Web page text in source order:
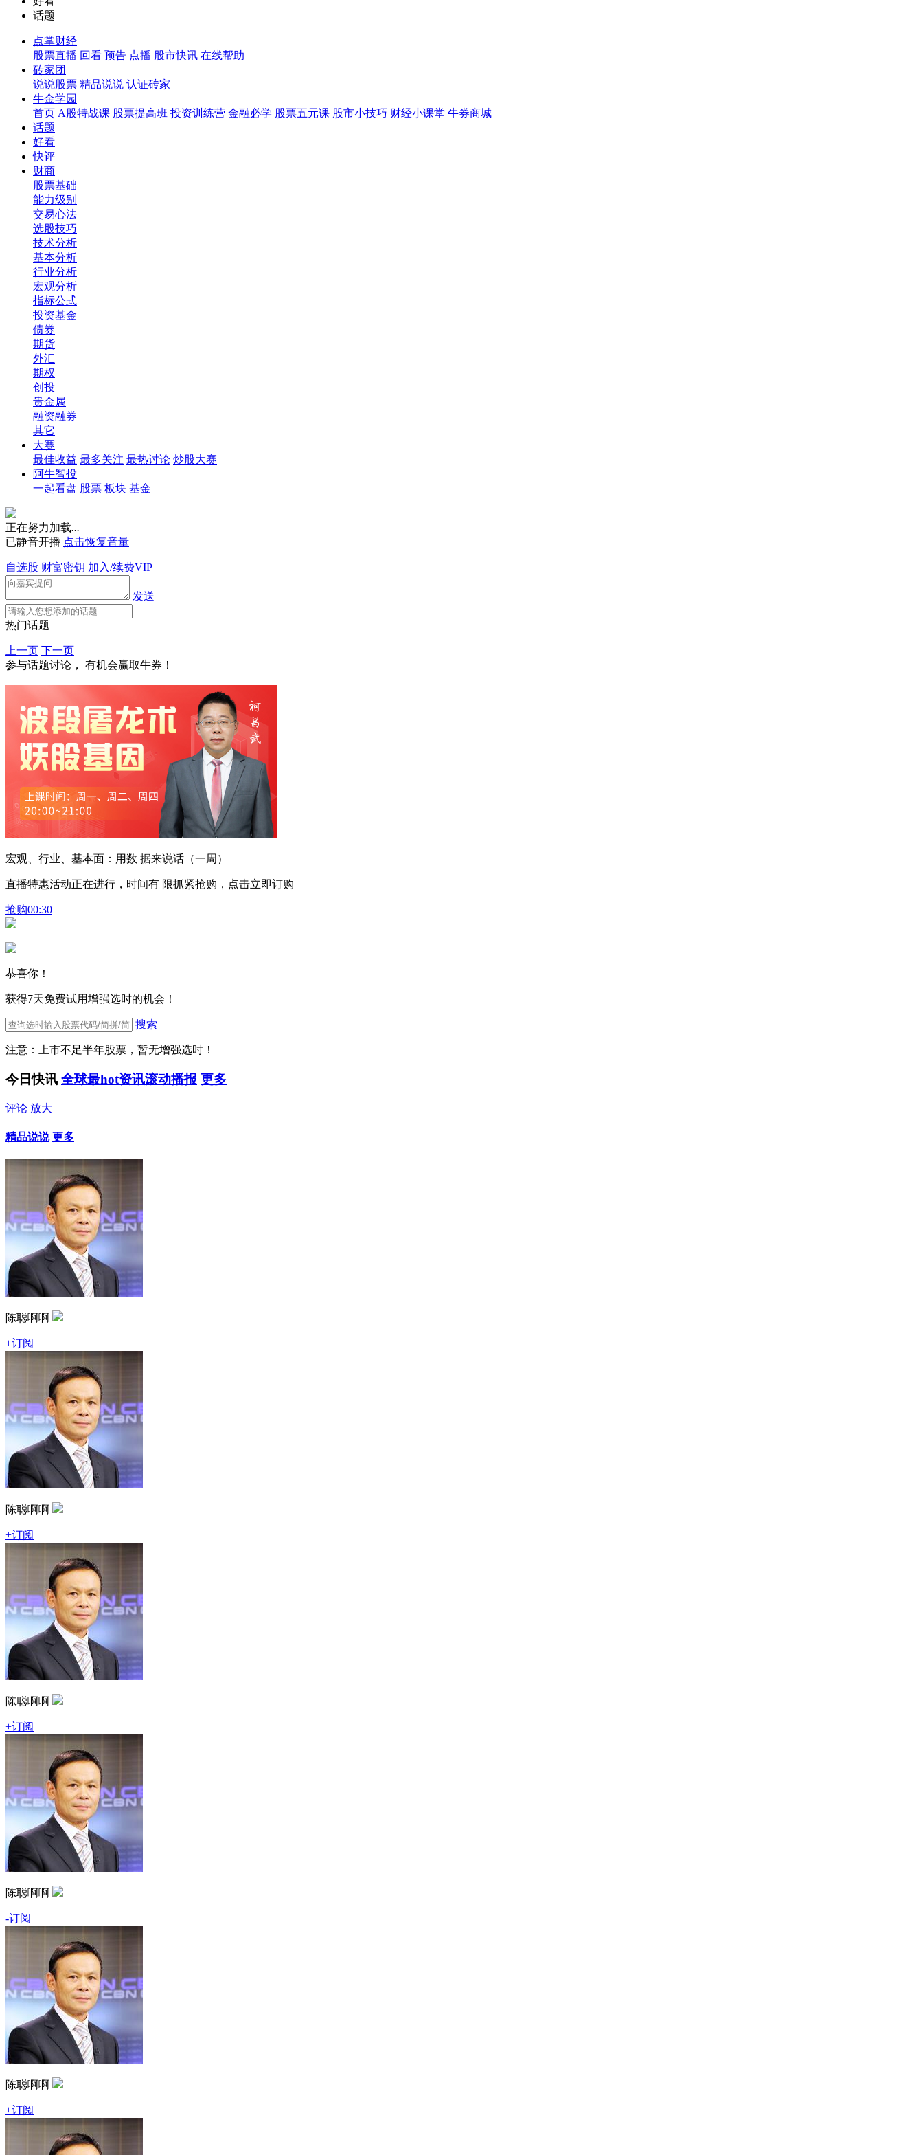
话题
点掌财经
股票直播 回看 预告 点播 股市快讯 在线帮助
砖家团
说说股票 精品说说 认证砖家
牛金学园
首页 A股特战课 股票提高班 投资训练营 金融必学 股票五元课 股市小技巧 财经小课堂 牛券商城
话题
好看
快评
财商
股票基础
能力级别
交易心法
选股技巧
技术分析
基本分析
行业分析
宏观分析
指标公式
投资基金
债券
期货
外汇
期权
创投
贵金属
融资融券
其它
大赛
最佳收益 最多关注 最热讨论 炒股大赛
阿牛智投
一起看盘 股票 板块 基金
正在努力加载...
已静音开播 点击恢复音量
自选股 财富密钥 加入/续费VIP
发送
热门话题
上一页 下一页
参与话题讨论， 有机会赢取牛券！
宏观、行业、基本面：用数 据来说话（一周）
直播特惠活动正在进行，时间有 限抓紧抢购，点击立即订购
抢购00:30
恭喜你！
获得7天免费试用增强选时的机会！
搜索
注意：上市不足半年股票，暂无增强选时！
今日快讯 全球最hot资讯滚动播报 更多
评论 放大
精品说说 更多
陈聪啊啊
+订阅
陈聪啊啊
+订阅
陈聪啊啊
+订阅
陈聪啊啊
-订阅
陈聪啊啊
+订阅